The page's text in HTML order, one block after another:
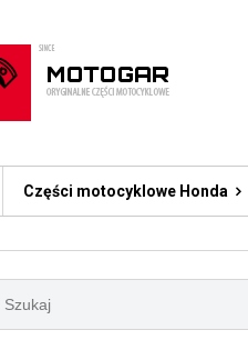
Części motocyklowe Honda